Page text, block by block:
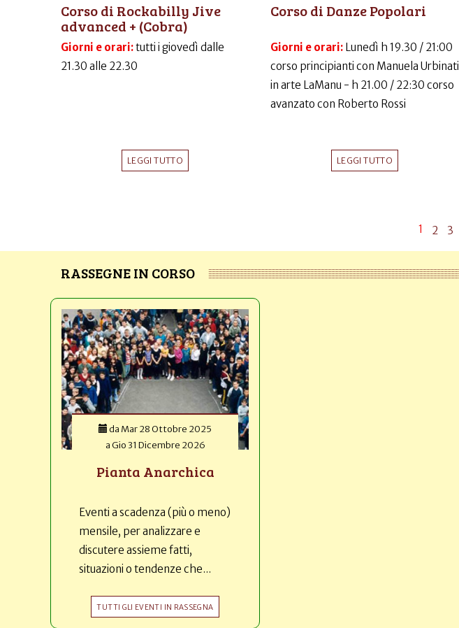
Corso di Rockabilly Jive
advanced + (Cobra)
Giorni e orari:tutti i giovedì dalle
21.30 alle 22.30
LEGGI TUTTO
Corso di Danze Popolari
Giorni e orari: Lunedì h 19.30 / 21:00
corso principianti con Manuela Urbinati
in arte LaManu - h 21.00 / 22:30 corso
avanzato con Roberto Rossi
LEGGI TUTTO
1 2 3
RASSEGNE IN CORSO
da Mar 28 Ottobre 2025
aGio 31 Dicembre 2026
Pianta Anarchica
Eventi a scadenza (più o meno)
mensile, per analizzare e
discutere assieme fatti,
situazioni o tendenze che...
TUTTI GLI EVENTI IN RASSEGNA